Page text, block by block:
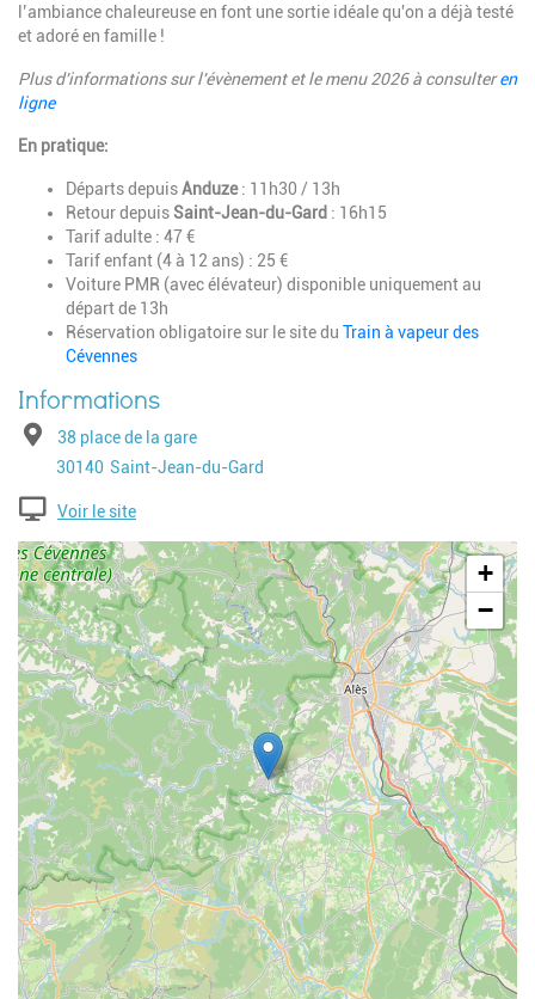
l’ambiance chaleureuse en font une sortie idéale qu'on a déjà testé
et adoré en famille !
Plus d'informations sur l'évènement et le menu 2026 à consulteren
ligne
En pratique:
Départs depuisAnduze: 11h30 / 13h
Retour depuis Saint-Jean-du-Gard : 16h15
Tarif adulte : 47 €
Tarif enfant (4 à 12 ans) : 25 €
Voiture PMR (avec élévateur) disponible uniquement au
départ de 13h
Réservation obligatoire sur le site du Train à vapeur des
Cévennes
Adresse38 place de la gare
Code postal
30140 Ville
Saint-Jean-du-Gard
Voir le site
Geolocalisation
+
−